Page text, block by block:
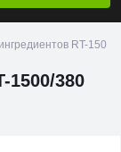
RT-1500/
1500/380